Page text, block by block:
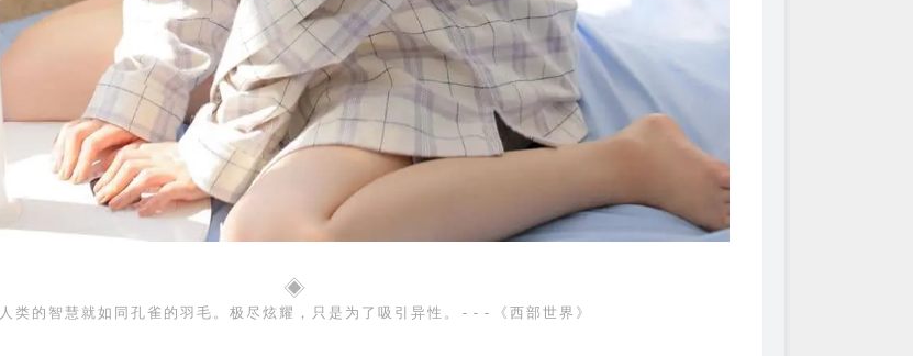
◈
人类的智慧就如同孔雀的羽毛。极尽炫耀，只是为了吸引异性。---《西部世界》